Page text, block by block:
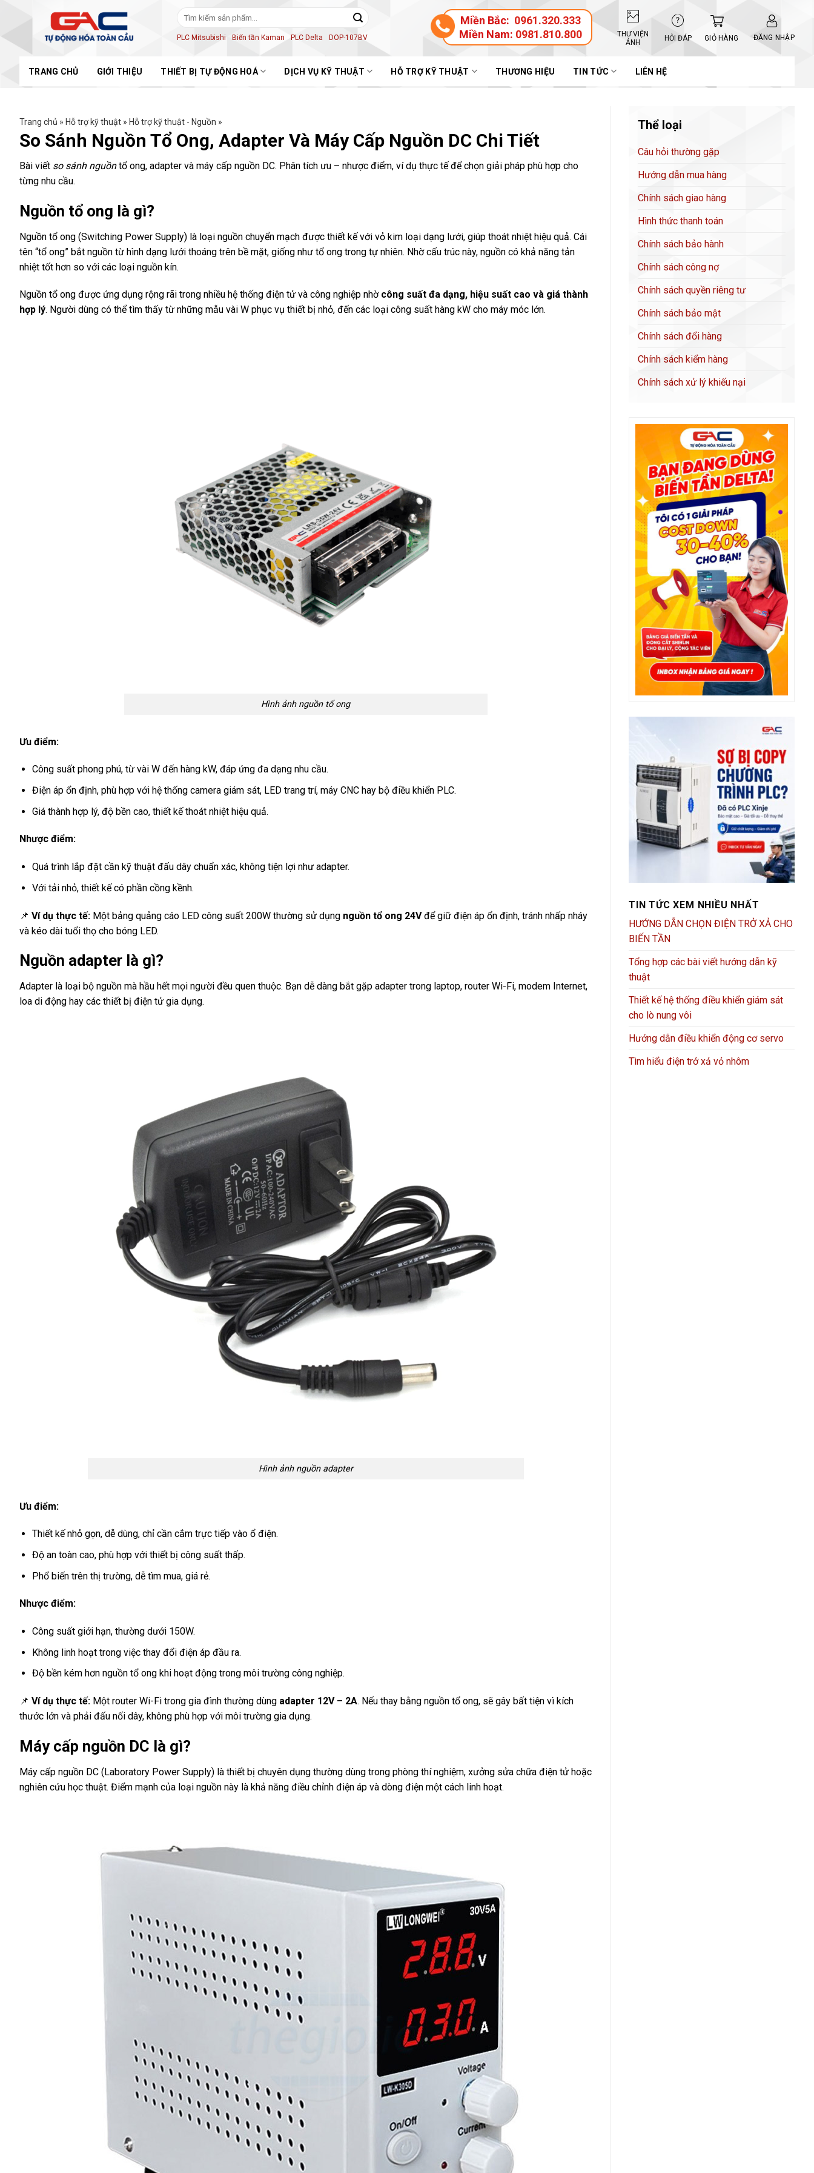
content
PLC Mitsubishi
Biến tần Kaman PLC Delta DOP-107BV
Miền Bắc: 0961.320.333
Miền Nam: 0981.810.800
THƯ VIỆN
ẢNH
HỎI ĐÁP GIỎ HÀNG ĐĂNG NHẬP
TRANG CHỦ GIỚI THIỆU THIẾT BỊ TỰ ĐỘNG HOÁ DỊCH VỤ KỸ THUẬT HỖ TRỢ KỸ THUẬT THƯƠNG HIỆU TIN TỨC LIÊN HỆ
Trang chủ » Hỗ trợ kỹ thuật » Hỗ trợ kỹ thuật - Nguồn »
So Sánh Nguồn Tổ Ong, Adapter Và Máy Cấp Nguồn DC Chi Tiết
Bài viết so sánh nguồntổ ong, adapter và máy cấp nguồn DC. Phân tích ưu – nhược điểm, ví dụ thực tế để chọn giải pháp phù hợp cho
từng nhu cầu.
Nguồn tổ ong là gì?
Nguồn tổ ong (Switching Power Supply) là loại nguồn chuyển mạch được thiết kế với vỏ kim loại dạng lưới, giúp thoát nhiệt hiệu quả. Cái
tên “tổ ong” bắt nguồn từ hình dạng lưới thoáng trên bề mặt, giống như tổ ong trong tự nhiên. Nhờ cấu trúc này, nguồn có khả năng tản
nhiệt tốt hơn so với các loại nguồn kín.
Nguồn tổ ong được ứng dụng rộng rãi trong nhiều hệ thống điện tử và công nghiệp nhờ công suất đa dạng, hiệu suất cao và giá thành
hợp lý. Người dùng có thể tìm thấy từ những mẫu vài W phục vụ thiết bị nhỏ, đến các loại công suất hàng kW cho máy móc lớn.
Hình ảnh nguồn tổ ong
Ưu điểm:
Công suất phong phú, từ vài W đến hàng kW, đáp ứng đa dạng nhu cầu.
Điện áp ổn định, phù hợp với hệ thống camera giám sát, LED trang trí, máy CNC hay bộ điều khiển PLC.
Giá thành hợp lý, độ bền cao, thiết kế thoát nhiệt hiệu quả.
Nhược điểm:
Quá trình lắp đặt cần kỹ thuật đấu dây chuẩn xác, không tiện lợi như adapter.
Với tải nhỏ, thiết kế có phần cồng kềnh.
📌 Ví dụ thực tế: Một bảng quảng cáo LED công suất 200W thường sử dụng nguồn tổ ong 24Vđể giữ điện áp ổn định, tránh nhấp nháy
và kéo dài tuổi thọ cho bóng LED.
Nguồn adapter là gì?
Adapter là loại bộ nguồn mà hầu hết mọi người đều quen thuộc. Bạn dễ dàng bắt gặp adapter trong laptop, router Wi-Fi, modem Internet,
loa di động hay các thiết bị điện tử gia dụng.
Hình ảnh nguồn adapter
Ưu điểm:
Thiết kế nhỏ gọn, dễ dùng, chỉ cần cắm trực tiếp vào ổ điện.
Độ an toàn cao, phù hợp với thiết bị công suất thấp.
Phổ biến trên thị trường, dễ tìm mua, giá rẻ.
Nhược điểm:
Công suất giới hạn, thường dưới 150W.
Không linh hoạt trong việc thay đổi điện áp đầu ra.
Độ bền kém hơn nguồn tổ ong khi hoạt động trong môi trường công nghiệp.
📌 Ví dụ thực tế: Một router Wi-Fi trong gia đình thường dùng adapter 12V – 2A. Nếu thay bằng nguồn tổ ong, sẽ gây bất tiện vì kích
thước lớn và phải đấu nối dây, không phù hợp với môi trường gia dụng.
Máy cấp nguồn DC là gì?
Máy cấp nguồn DC (Laboratory Power Supply) là thiết bị chuyên dụng thường dùng trong phòng thí nghiệm, xưởng sửa chữa điện tử hoặc
nghiên cứu học thuật. Điểm mạnh của loại nguồn này là khả năng điều chỉnh điện áp và dòng điện một cách linh hoạt.
Thể loại
Câu hỏi thường gặp
Hướng dẫn mua hàng
Chính sách giao hàng
Hình thức thanh toán
Chính sách bảo hành
Chính sách công nợ
Chính sách quyền riêng tư
Chính sách bảo mật
Chính sách đổi hàng
Chính sách kiểm hàng
Chính sách xử lý khiếu nại
TIN TỨC XEM NHIỀU NHẤT
HƯỚNG DẪN CHỌN ĐIỆN TRỞ XẢ CHO
BIẾN TẦN
Tổng hợp các bài viết hướng dẫn kỹ
thuật
Thiết kế hệ thống điều khiển giám sát
cho lò nung vôi
Hướng dẫn điều khiển động cơ servo
Tìm hiểu điện trở xả vỏ nhôm